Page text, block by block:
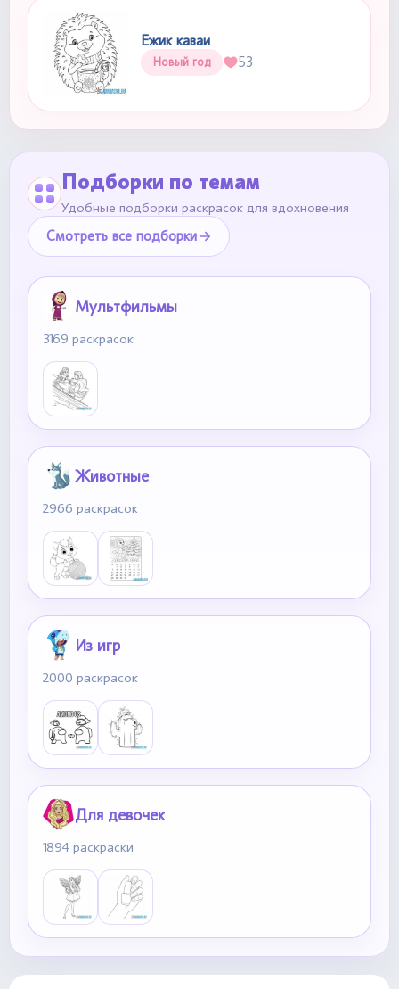
Ежик каваи
Новый год 53
Подборки по темам
Удобные подборки раскрасок для вдохновения
Смотреть все подборки
Мультфильмы
3169 раскрасок
Животные
2966 раскрасок
Из игр
2000 раскрасок
Для девочек
1894 раскраски